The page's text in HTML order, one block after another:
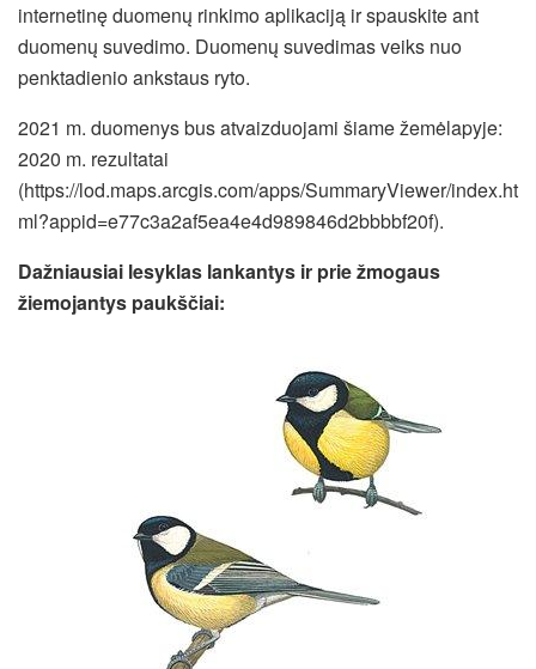
internetinę duomenų rinkimo aplikaciją ir spauskite ant
duomenų suvedimo. Duomenų suvedimas veiks nuo
penktadienio ankstaus ryto.
2021 m. duomenys bus atvaizduojami šiame žemėlapyje:
2020 m. rezultatai
(https://lod.maps.arcgis.com/apps/SummaryViewer/index.ht
ml?appid=e77c3a2af5ea4e4d989846d2bbbbf20f).
Dažniausiai lesyklas lankantys ir prie žmogaus
žiemojantys paukščiai: